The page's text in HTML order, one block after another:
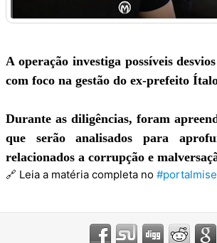
A operação investiga possíveis
com foco na gestão do ex-prefeito
Durante as diligências, foram
que serão analisados para
relacionados a corrupção e
🔗 Leia a matéria completa no